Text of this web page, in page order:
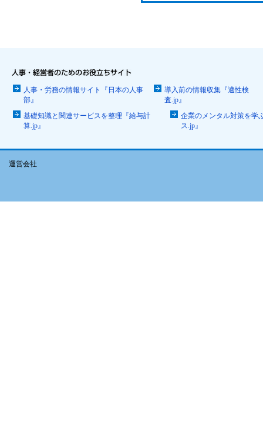
人事・労務の情報サイト『日本の人事
部』
導入前の情報収集『適性検
査.jp』
基礎知識と関連サービスを整理『給与計
算.jp』
企業のメンタル対策を学
ス.jp』
運営会社